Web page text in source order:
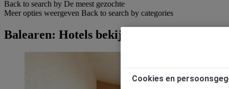
Back to search by De meest gezochte
Meer opties weergeven Back to search by categories
Balearen: Hotels bekijken
Cookies en